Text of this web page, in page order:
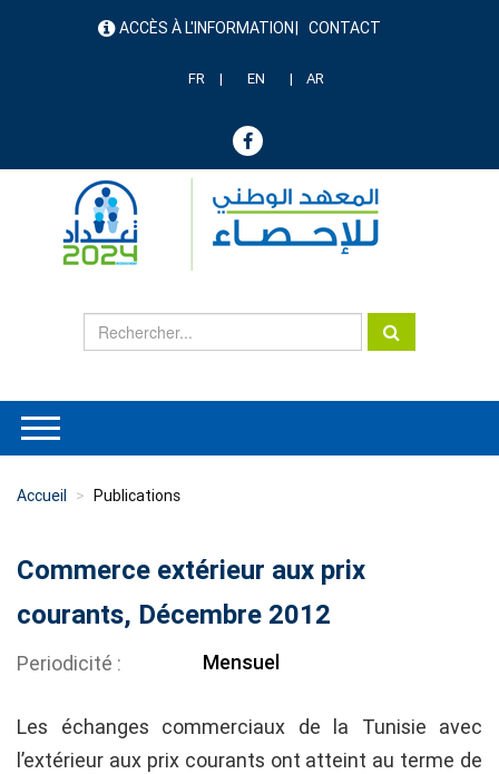
menu ACCÈS À L'INFORMATION CONTACT
FR EN AR
Accueil Publications
Commerce extérieur aux prix
courants, Décembre 2012
Periodicité Mensuel
Les échanges commerciaux de la Tunisie avec
l’extérieur aux prix courants ont atteint au terme de